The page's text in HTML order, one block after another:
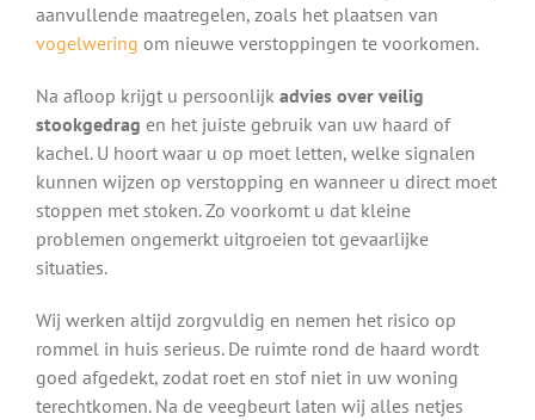
aanvullende maatregelen, zoals het plaatsen van
vogelwering om nieuwe verstoppingen te voorkomen.
Na afloop krijgt u persoonlijk advies over veilig
stookgedrag en het juiste gebruik van uw haard of
kachel. U hoort waar u op moet letten, welke signalen
kunnen wijzen op verstopping en wanneer u direct moet
stoppen met stoken. Zo voorkomt u dat kleine
problemen ongemerkt uitgroeien tot gevaarlijke
situaties.
Wij werken altijd zorgvuldig en nemen het risico op
rommel in huis serieus. De ruimte rond de haard wordt
goed afgedekt, zodat roet en stof niet in uw woning
terechtkomen. Na de veegbeurt laten wij alles netjes